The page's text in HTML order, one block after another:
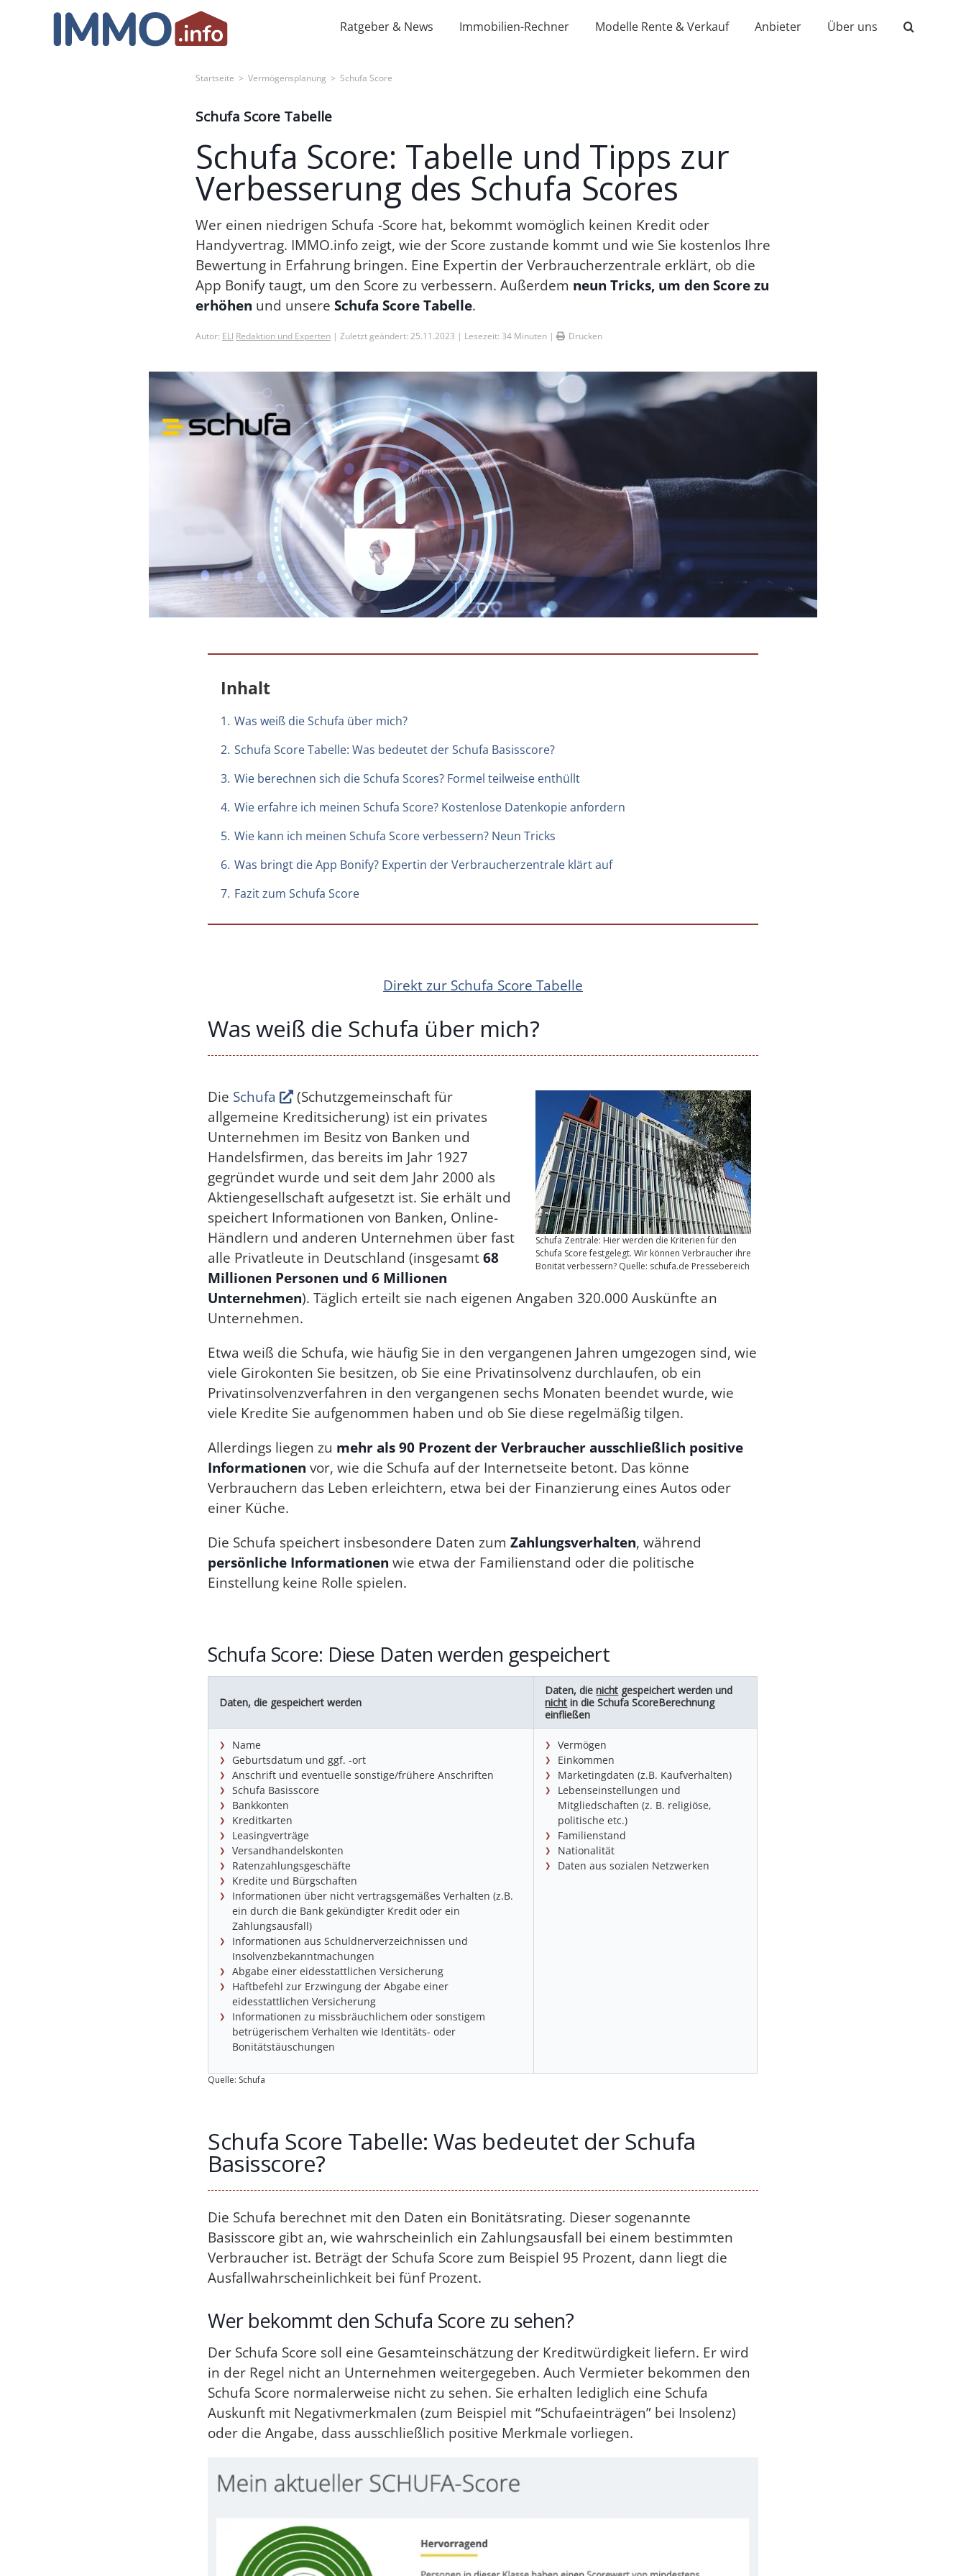
Ratgeber & News Immobilien-Rechner Modelle Rente & Verkauf Anbieter Über uns
Startseite > Vermögensplanung > Schufa Score
Schufa Score Tabelle
Schufa Score: Tabelle und Tipps zur
Verbesserung des Schufa Scores
Wer einen niedrigen Schufa -Score hat, bekommt womöglich keinen Kredit oder
Handyvertrag. IMMO.info zeigt, wie der Score zustande kommt und wie Sie kostenlos Ihre
Bewertung in Erfahrung bringen. Eine Expertin der Verbraucherzentrale erklärt, ob die
App Bonify taugt, um den Score zu verbessern. Außerdem neun Tricks, um den Score zu
erhöhen und unsere Schufa Score Tabelle.
Autor: ELI Redaktion und Experten | Zuletzt geändert: 25.11.2023 | Lesezeit: 34 Minuten | Drucken
Inhalt
1. Was weiß die Schufa über mich?
2. Schufa Score Tabelle: Was bedeutet der Schufa Basisscore?
3. Wie berechnen sich die Schufa Scores? Formel teilweise enthüllt
4. Wie erfahre ich meinen Schufa Score? Kostenlose Datenkopie anfordern
5. Wie kann ich meinen Schufa Score verbessern? Neun Tricks
6. Was bringt die App Bonify? Expertin der Verbraucherzentrale klärt auf
7. Fazit zum Schufa Score
Direkt zur Schufa Score Tabelle
Was weiß die Schufa über mich?
Schufa Zentrale: Hier werden die Kriterien für den
Schufa Score festgelegt. Wir können Verbraucher ihre
Bonität verbessern? Quelle: schufa.de Pressebereich
Die Schufa
(Schutzgemeinschaft für
allgemeine Kreditsicherung) ist ein privates
Unternehmen im Besitz von Banken und
Handelsfirmen, das bereits im Jahr 1927
gegründet wurde und seit dem Jahr 2000 als
Aktiengesellschaft aufgesetzt ist. Sie erhält und
speichert Informationen von Banken, Online-
Händlern und anderen Unternehmen über fast
alle Privatleute in Deutschland (insgesamt68
Millionen Personen und 6 Millionen
Unternehmen). Täglich erteilt sie nach eigenen Angaben 320.000 Auskünfte an
Unternehmen.
Etwa weiß die Schufa, wie häufig Sie in den vergangenen Jahren umgezogen sind, wie
viele Girokonten Sie besitzen, ob Sie eine Privatinsolvenz durchlaufen, ob ein
Privatinsolvenzverfahren in den vergangenen sechs Monaten beendet wurde, wie
viele Kredite Sie aufgenommen haben und ob Sie diese regelmäßig tilgen.
Allerdings liegen zu mehr als 90 Prozent der Verbraucher ausschließlich positive
Informationen vor, wie die Schufa auf der Internetseite betont. Das könne
Verbrauchern das Leben erleichtern, etwa bei der Finanzierung eines Autos oder
einer Küche.
Die Schufa speichert insbesondere Daten zumZahlungsverhalten, während
persönliche Informationen wie etwa der Familienstand oder die politische
Einstellung keine Rolle spielen.
Schufa Score: Diese Daten werden gespeichert
Quelle: Schufa
Daten, die gespeichert werden
Daten, dienicht gespeichert werden und
nicht in die Schufa ScoreBerechnung
einfließen
Name
Geburtsdatum und ggf. -ort
Anschrift und eventuelle sonstige/frühere Anschriften
Schufa Basisscore
Bankkonten
Kreditkarten
Leasingverträge
Versandhandelskonten
Ratenzahlungsgeschäfte
Kredite und Bürgschaften
Informationen über nicht vertragsgemäßes Verhalten (z.B.
ein durch die Bank gekündigter Kredit oder ein
Zahlungsausfall)
Informationen aus Schuldnerverzeichnissen und
Insolvenzbekanntmachungen
Abgabe einer eidesstattlichen Versicherung
Haftbefehl zur Erzwingung der Abgabe einer
eidesstattlichen Versicherung
Informationen zu missbräuchlichem oder sonstigem
betrügerischem Verhalten wie Identitäts- oder
Bonitätstäuschungen
Vermögen
Einkommen
Marketingdaten (z.B. Kaufverhalten)
Lebenseinstellungen und
Mitgliedschaften (z. B. religiöse,
politische etc.)
Familienstand
Nationalität
Daten aus sozialen Netzwerken
Schufa Score Tabelle: Was bedeutet der Schufa
Basisscore?
Die Schufa berechnet mit den Daten ein Bonitätsrating. Dieser sogenannte
Basisscore gibt an, wie wahrscheinlich ein Zahlungsausfall bei einem bestimmten
Verbraucher ist. Beträgt der Schufa Score zum Beispiel 95 Prozent, dann liegt die
Ausfallwahrscheinlichkeit bei fünf Prozent.
Wer bekommt den Schufa Score zu sehen?
Der Schufa Score soll eine Gesamteinschätzung der Kreditwürdigkeit liefern. Er wird
in der Regel nicht an Unternehmen weitergegeben. Auch Vermieter bekommen den
Schufa Score normalerweise nicht zu sehen. Sie erhalten lediglich eine Schufa
Auskunft mit Negativmerkmalen (zum Beispiel mit “Schufaeinträgen” bei Insolenz)
oder die Angabe, dass ausschließlich positive Merkmale vorliegen.